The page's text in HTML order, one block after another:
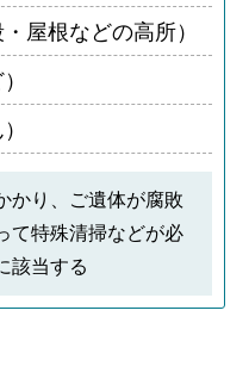
屋根などの高所）
かり、ご遺体が腐敗
て特殊清掃などが必
該当する